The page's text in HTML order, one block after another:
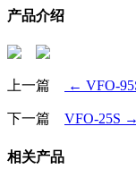
产品介绍
上一篇 ← VFO-
下一篇 VFO-25S →
相关产品